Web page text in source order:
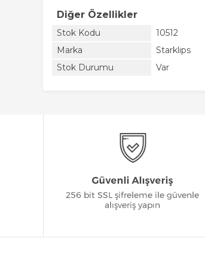
Diğer Özellikler
Stok Kodu
10512
Marka
Starklips
Stok Durumu
Var